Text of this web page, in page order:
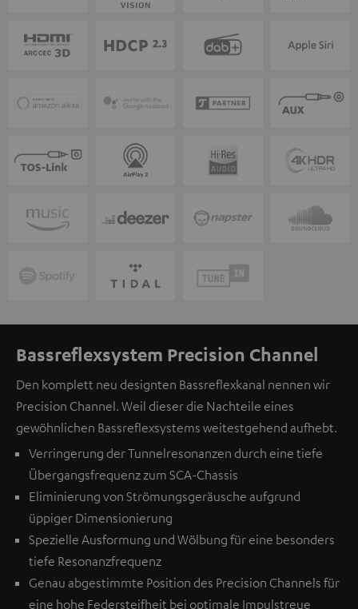
Bassreflexsystem Precision Channel
Den komplett neu designten Bassreflexkanal nennen wir
Precision Channel. Weil dieser die Nachteile eines
gewöhnlichen Bassreflexsystems weitestgehend aufhebt.
Verringerung der Tunnelresonanzen durch eine tiefe
Übergangsfrequenz zum SCA-Chassis
Eliminierung von Strömungsgeräusche aufgrund
üppiger Dimensionierung
Spezielle Ausformung und Wölbung für eine besonders
tiefe Resonanzfrequenz
Genau abgestimmte Position des Precision Channels für
eine hohe Federsteifheit bei optimale Impulstreue